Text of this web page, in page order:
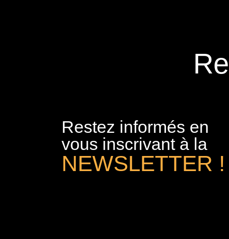
Restez informés en
vous inscrivant à la
NEWSLETTER !